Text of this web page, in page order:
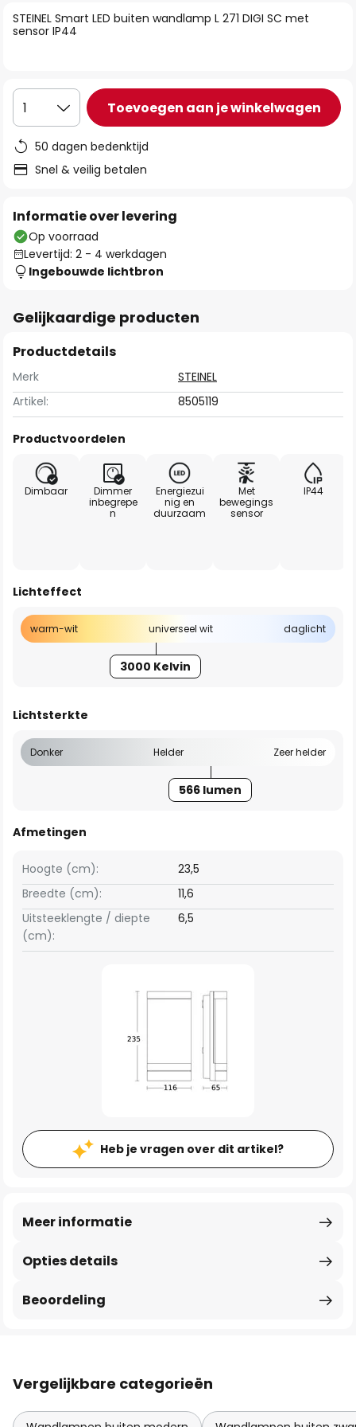
de
afbeeldingen-
STEINEL Smart LED buiten wandlamp L 271 DIGI SC met
sensor IP44
1 Toevoegen aan je winkelwagen
50 dagen bedenktijd
Snel & veilig betalen
Informatie over levering
Op voorraad
Levertijd: 2 - 4 werkdagen
Ingebouwde lichtbron
Gelijkaardige producten
Productdetails
Merk
STEINEL
Artikel:
8505119
Productvoordelen
Dimbaar
Dimmer
inbegrepe
n
Energiezui
nig en
duurzaam
Met
bewegings
sensor
IP44
Lichteffect
warm-wit universeel wit daglicht
3000 Kelvin
Lichtsterkte
Donker Helder Zeer helder
566 lumen
Afmetingen
Breedte (cm): 11,6
Hoogte (cm): 23,5
Uitsteeklengte / diepte
(cm):
6,5
Heb je vragen over dit artikel?
Opties details
Meer informatie
Beoordeling
Vergelijkbare categorieën